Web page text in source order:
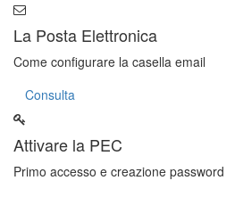
La Posta Elettronica
Come configurare la casella email
Consulta
Attivare la PEC
Primo accesso e creazione password